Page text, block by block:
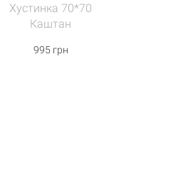
Хустинка 70*70
Каштан
995 грн